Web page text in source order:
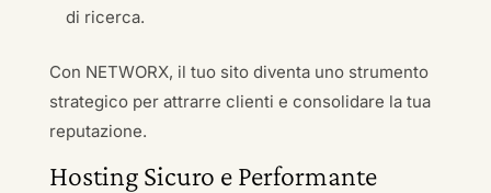
di ricerca.
Con NETWORX, il tuo sito diventa uno strumento
strategico per attrarre clienti e consolidare la tua
reputazione.
Hosting Sicuro e Performante